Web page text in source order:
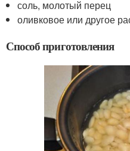
соль, молотый перец
оливковое или другое
Способ приготовления